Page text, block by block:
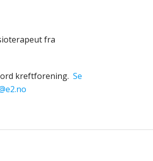
fra
kreftforening. Se